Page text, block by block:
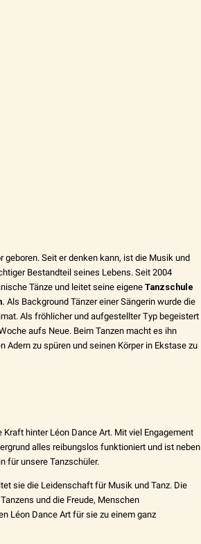
geboren. Seit er denken kann, ist die Musik und
Bestandteil seines Lebens. Seit 2004
Tänze und leitet seine eigene Tanzschule
Als Background Tänzer einer Sängerin wurde die
Als fröhlicher und aufgestellter Typ begeistert
aufs Neue. Beim Tanzen macht es ihn
Adern zu spüren und seinen Körper in Ekstase zu
hinter Léon Dance Art. Mit viel Engagement
alles reibungslos funktioniert und ist neben
für unsere Tanzschüler.
sie die Leidenschaft für Musik und Tanz. Die
und die Freude, Menschen
Léon Dance Art für sie zu einem ganz